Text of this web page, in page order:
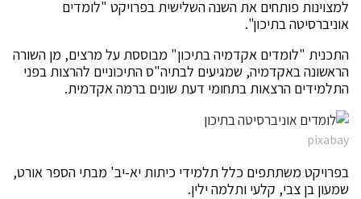
למצוינות פותחים את השנה השלישית בפרויקט "לומדים
אוניברסיטה בתיכון".
התכנית "לומדים אקדמיה בתיכון" מבוססת על מרצים, מן השורה
הראשונה באקדמיה, שמגיעים לבתיה"ס התיכוניים להרצות בפני
התלמידים הרצאות בתחומי דעת שונים ברמה אקדמית.
pixabay
בפרויקט משתתפים כלל תלמידי כיתות יא-יב' מבתי הספר אורט,
שמעון בן צבי, קלעי ותלמה ילין.